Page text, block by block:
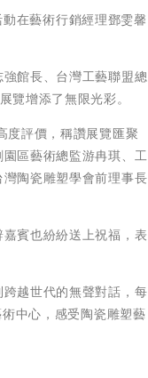
在藝術行銷經理鄧雯馨
館長、台灣工藝聯盟總
增添了無限光彩。
度評價，稱讚展覽匯聚
區藝術總監游冉琪、工
陶瓷雕塑學會前理事長
賓也紛紛送上祝福，表
越世代的無聲對話，每
中心，感受陶瓷雕塑藝